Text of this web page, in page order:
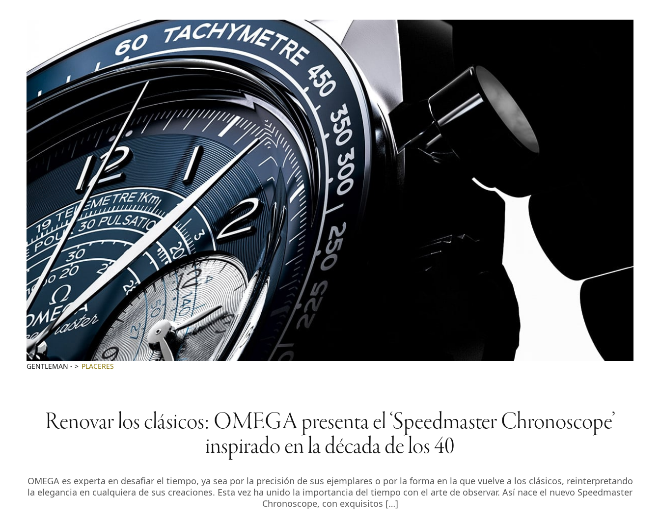
GENTLEMAN - PLACERES
Renovar los clásicos: OMEGA presenta el ‘Speedmaster Chronoscope’
inspirado en la década de los 40
OMEGA es experta en desafiar el tiempo, ya sea por la precisión de sus ejemplares o por la forma en la que vuelve a los clásicos, reinterpretando
la elegancia en cualquiera de sus creaciones. Esta vez ha unido la importancia del tiempo con el arte de observar. Así nace el nuevo Speedmaster
Chronoscope, con exquisitos […]